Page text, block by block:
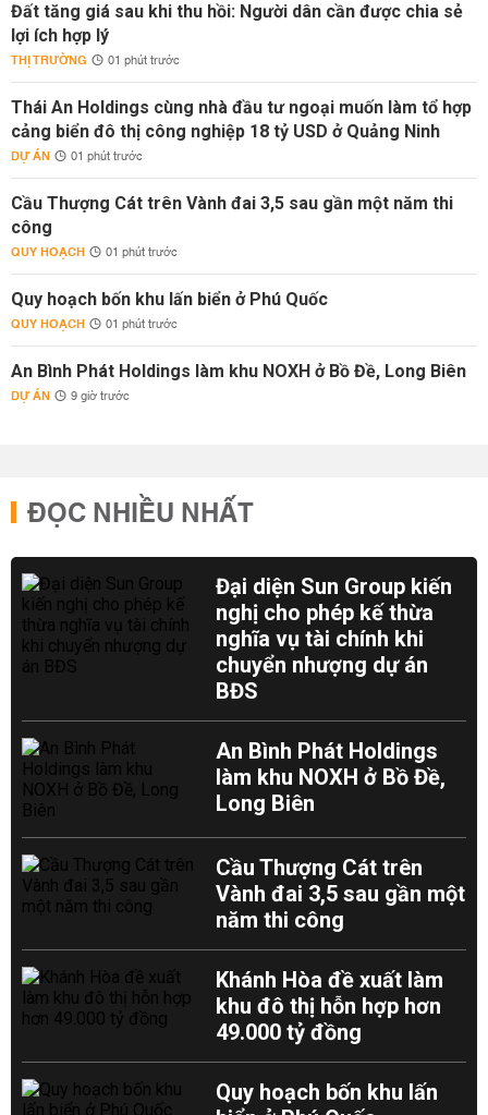
Đất tăng giá sau khi thu hồi: Người dân cần được chia sẻ
lợi ích hợp lý
THỊ TRƯỜNG 01 phút trước
Thái An Holdings cùng nhà đầu tư ngoại muốn làm tổ hợp
cảng biển đô thị công nghiệp 18 tỷ USD ở Quảng Ninh
DỰ ÁN 01 phút trước
Cầu Thượng Cát trên Vành đai 3,5 sau gần một năm thi
công
QUY HOẠCH 01 phút trước
Quy hoạch bốn khu lấn biển ở Phú Quốc
QUY HOẠCH 01 phút trước
An Bình Phát Holdings làm khu NOXH ở Bồ Đề, Long Biên
DỰ ÁN 9 giờ trước
ĐỌC NHIỀU NHẤT
Đại diện Sun Group kiến
nghị cho phép kế thừa
nghĩa vụ tài chính khi
chuyển nhượng dự án
BĐS
An Bình Phát Holdings
làm khu NOXH ở Bồ Đề,
Long Biên
Cầu Thượng Cát trên
Vành đai 3,5 sau gần một
năm thi công
Khánh Hòa đề xuất làm
khu đô thị hỗn hợp hơn
49.000 tỷ đồng
Quy hoạch bốn khu lấn